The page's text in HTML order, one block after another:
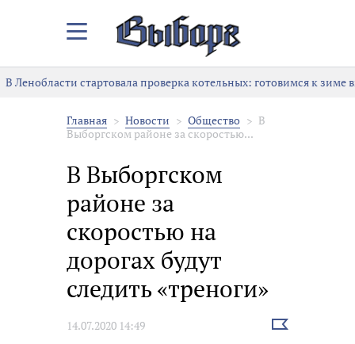
Закрыть/
меню
В Ленобласти стартовала проверка котельных: готовимся к зиме
Главная Новости Общество
В
Выборгском районе за скоростью...
В Выборгском
районе за
скоростью на
дорогах будут
следить «треноги»
14.07.2020 14:49
Выбрать